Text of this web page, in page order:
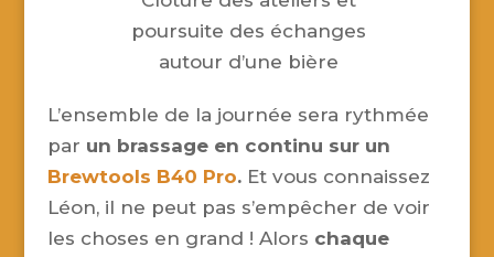
poursuite des échanges
autour d’une bière
L’ensemble de la journée sera rythmée
par un brassage en continu sur un
Brewtools B40 Pro.Et vous connaissez
Léon, il ne peut pas s’empêcher de voir
les choses en grand ! Alors chaque